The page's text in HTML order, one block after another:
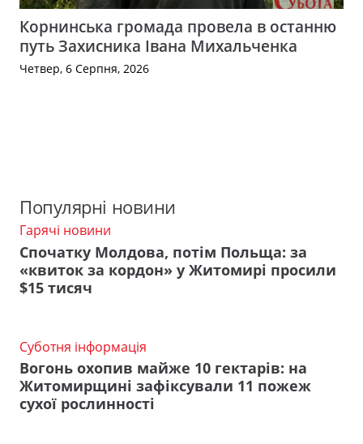
Корнинська громада провела в останню
путь Захисника Івана Михальченка
Четвер, 6 Серпня, 2026
Популярні новини
Гарячі новини
Спочатку Молдова, потім Польща: за
«квиток за кордон» у Житомирі просили
$15 тисяч
Суботня інформація
Вогонь охопив майже 10 гектарів: на
Житомирщині зафіксували 11 пожеж
сухої рослинності